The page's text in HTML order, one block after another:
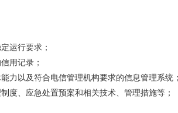
运行要求；
用记录；
力以及符合电信管理机构要求的信息管理系统
度、应急处置预案和相关技术、管理措施等；